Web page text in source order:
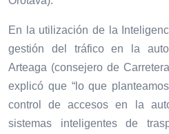
En la utilización de la
gestión del tráfico en la
Arteaga (consejero de
explicó que “lo que
control de accesos en la
sistemas inteligentes de